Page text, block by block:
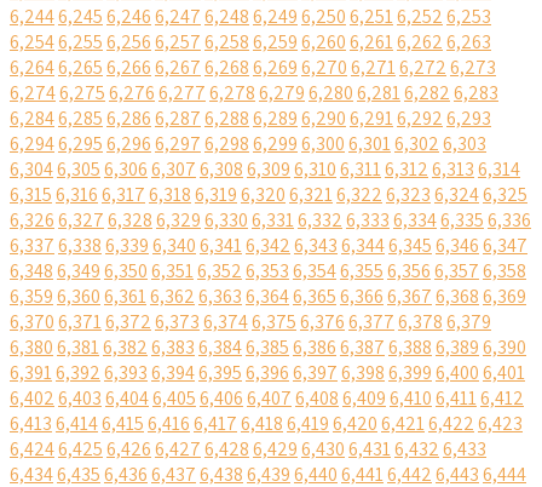
6,2446,2456,2466,2476,2486,2496,2506,2516,2526,253
6,2546,2556,2566,2576,2586,2596,2606,2616,2626,263
6,2646,2656,2666,2676,2686,2696,2706,2716,2726,273
6,2746,2756,2766,2776,2786,2796,2806,2816,2826,283
6,2846,2856,2866,2876,2886,2896,2906,2916,2926,293
6,2946,2956,2966,2976,2986,2996,3006,3016,3026,303
6,3046,3056,3066,3076,3086,3096,3106,3116,3126,3136,314
6,3156,3166,3176,3186,3196,3206,3216,3226,3236,3246,325
6,3266,3276,3286,3296,3306,3316,3326,3336,3346,3356,336
6,3376,3386,3396,3406,3416,3426,3436,3446,3456,3466,347
6,3486,3496,3506,3516,3526,3536,3546,3556,3566,3576,358
6,3596,3606,3616,3626,3636,3646,3656,3666,3676,3686,369
6,3706,3716,3726,3736,3746,3756,3766,3776,3786,379
6,3806,3816,3826,3836,3846,3856,3866,3876,3886,3896,390
6,3916,3926,3936,3946,3956,3966,3976,3986,3996,4006,401
6,4026,4036,4046,4056,4066,4076,4086,4096,4106,4116,412
6,4136,4146,4156,4166,4176,4186,4196,4206,4216,4226,423
6,4246,4256,4266,4276,4286,4296,4306,4316,4326,433
6,4346,4356,4366,4376,4386,4396,4406,4416,4426,4436,444